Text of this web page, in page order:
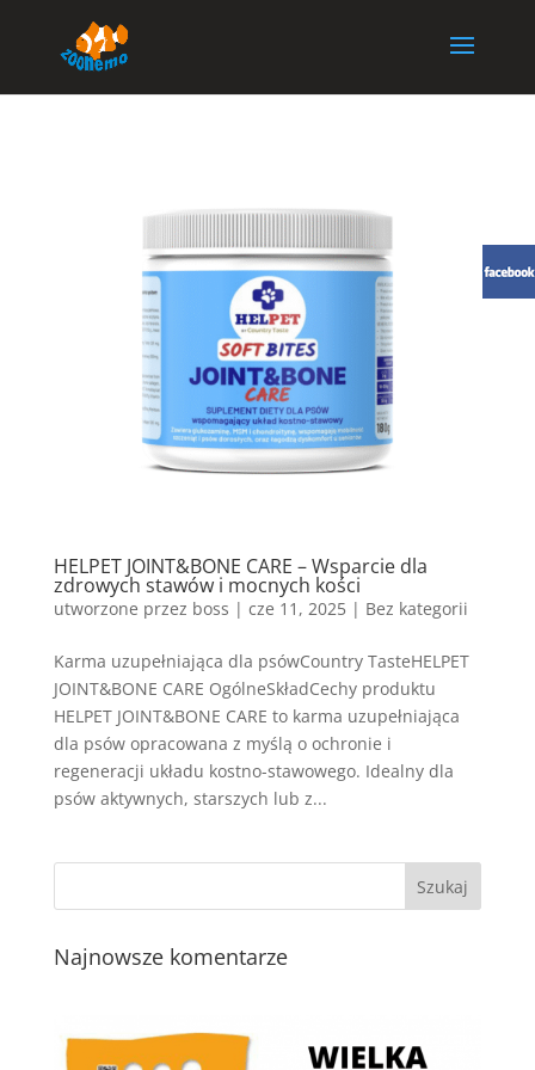
HELPET JOINT&BONE CARE – Wsparcie dla
zdrowych stawów i mocnych kości
utworzone przez boss | cze 11, 2025| Bez kategorii
Karma uzupełniająca dla psówCountry TasteHELPET
JOINT&BONE CARE OgólneSkładCechy produktu
HELPET JOINT&BONE CARE to karma uzupełniająca
dla psów opracowana z myślą o ochronie i
regeneracji układu kostno-stawowego. Idealny dla
psów aktywnych, starszych lub z...
Najnowsze komentarze